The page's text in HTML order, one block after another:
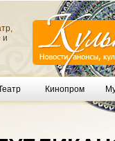
и
Кинопром